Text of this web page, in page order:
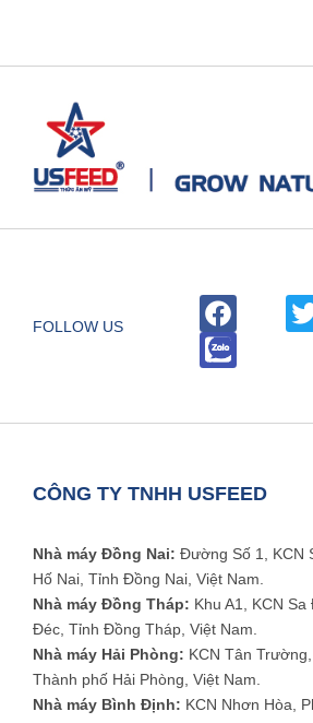
FOLLOW US
CÔNG TY TNHH USFEED
Nhà máy Đồng Nai: Đường Số 1, KCN
Hố Nai, Tỉnh Đồng Nai, Việt Nam.
Nhà máy Đồng Tháp: Khu A1, KCN
Đéc, Tỉnh Đồng Tháp, Việt Nam.
Nhà máy Hải Phòng: KCN Tân
Thành phố Hải Phòng, Việt Nam.
Nhà máy Bình Định: KCN Nhơn Hòa,